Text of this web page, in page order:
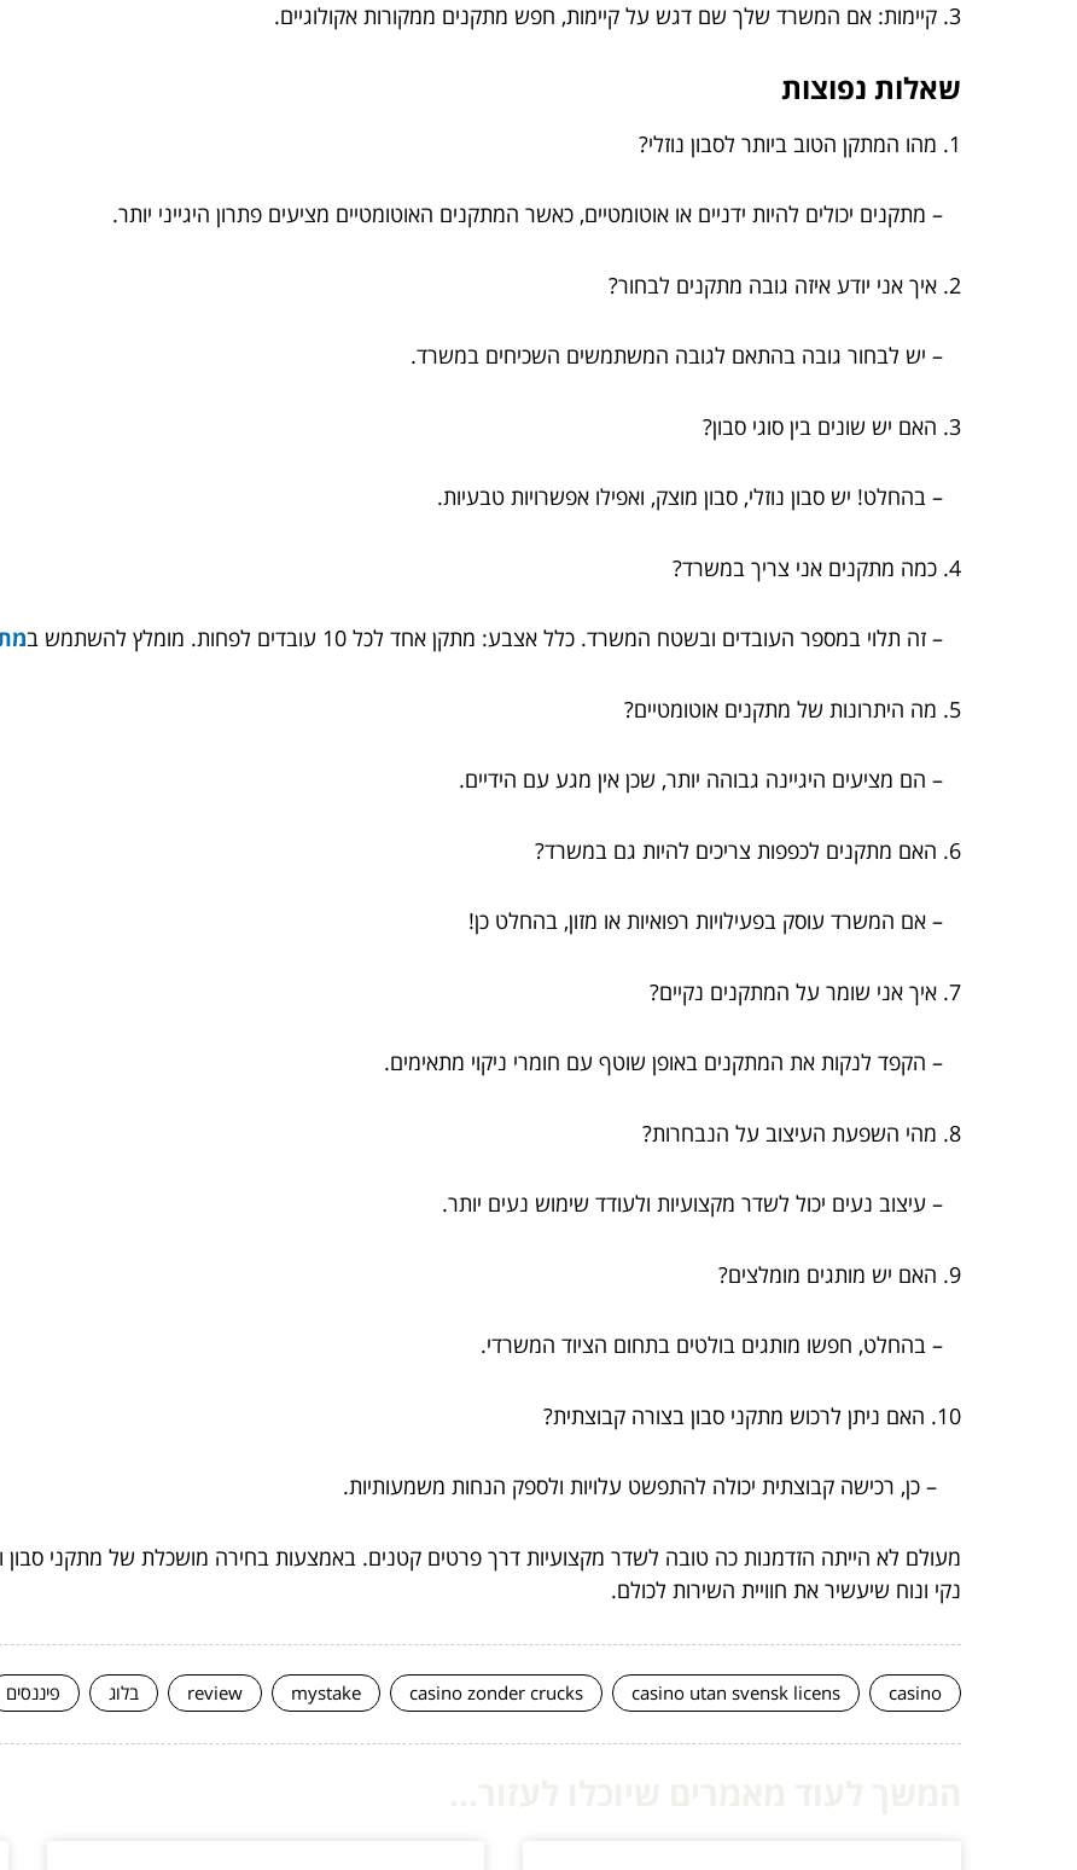
3. קיימות: אם המשרד שלך שם דגש על קיימות, חפש מתקנים ממקורות אקולוגיים.
שאלות נפוצות
1. מהו המתקן הטוב ביותר לסבון נוזלי?
– מתקנים יכולים להיות ידניים או אוטומטיים, כאשר המתקנים האוטומטיים מציעים פתרון היגייני יותר.
2. איך אני יודע איזה גובה מתקנים לבחור?
– יש לבחור גובה בהתאם לגובה המשתמשים השכיחים במשרד.
3. האם יש שונים בין סוגי סבון?
– בהחלט! יש סבון נוזלי, סבון מוצק, ואפילו אפשרויות טבעיות.
4. כמה מתקנים אני צריך במשרד?
– זה תלוי במספר העובדים ובשטח המשרד. כלל אצבע: מתקן אחד לכל 10 עובדים לפחות. מומלץ להשתמש ב
5. מה היתרונות של מתקנים אוטומטיים?
– הם מציעים היגיינה גבוהה יותר, שכן אין מגע עם הידיים.
6. האם מתקנים לכפפות צריכים להיות גם במשרד?
– אם המשרד עוסק בפעילויות רפואיות או מזון, בהחלט כן!
7. איך אני שומר על המתקנים נקיים?
– הקפד לנקות את המתקנים באופן שוטף עם חומרי ניקוי מתאימים.
8. מהי השפעת העיצוב על הנבחרות?
– עיצוב נעים יכול לשדר מקצועיות ולעודד שימוש נעים יותר.
9. האם יש מותגים מומלצים?
– בהחלט, חפשו מותגים בולטים בתחום הציוד המשרדי.
10. האם ניתן לרכוש מתקני סבון בצורה קבוצתית?
– כן, רכישה קבוצתית יכולה להתפשט עלויות ולספק הנחות משמעותיות.
מעולם לא הייתה הזדמנות כה טובה לשדר מקצועיות דרך פרטים קטנים. באמצעות בחירה מושכלת של מתקני סבון
נקי ונוח שיעשיר את חוויית השירות לכולם.
casino
casino utan svensk licens
casino zonder crucks
mystake
review בלוג פיננסים